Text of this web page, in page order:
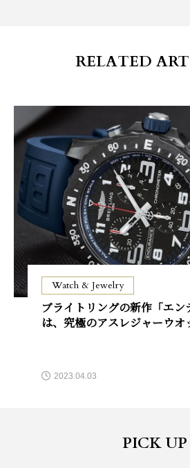
RELATED
Watch & Jewelry
ブライトリングの新作「エン
は、究極のアスレジャーウ
2023.04.03
PICK UP